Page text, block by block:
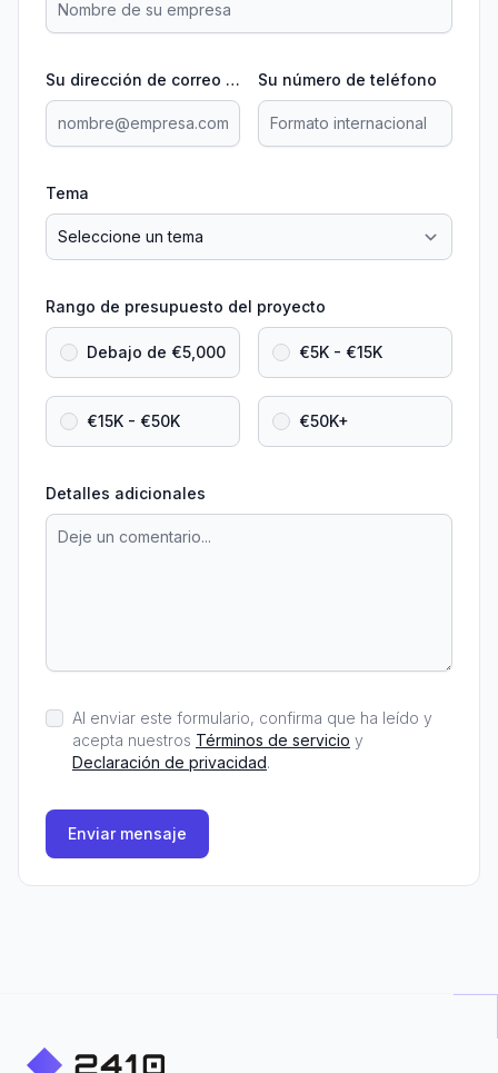
Su dirección de correo electrónico Su número de teléfono
Tema
Rango de presupuesto del proyecto
Debajo de €5,000 €5K - €15K
€15K - €50K €50K+
Detalles adicionales
Al enviar este formulario, confirma que ha leído y
acepta nuestros Términos de servicio y
Declaración de privacidad.
Enviar mensaje